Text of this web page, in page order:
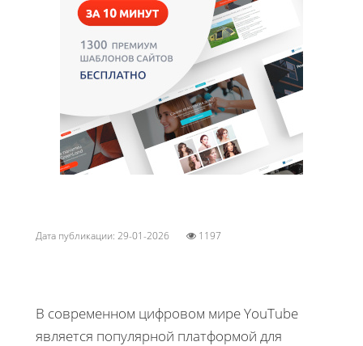
Дата публикации: 29-01-2026 1197
В современном цифровом мире YouTube
является популярной платформой для